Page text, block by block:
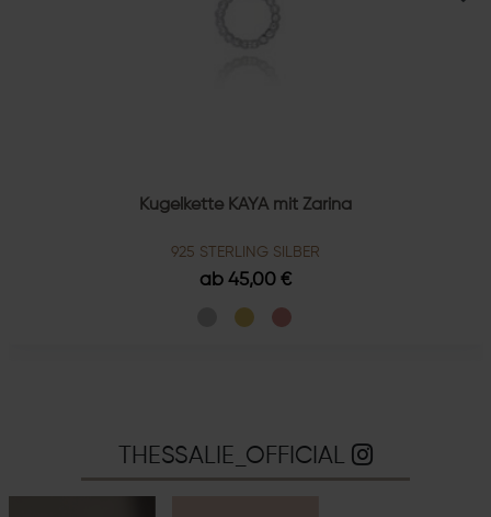
Kugelkette KAYA mit Zarina
925 STERLING SILBER
ab 45,00 €
THESSALIE_OFFICIAL